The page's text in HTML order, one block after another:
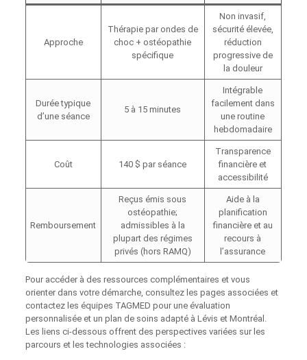
Approche
Thérapie par ondes de
choc + ostéopathie
spécifique
Non invasif,
sécurité élevée,
réduction
progressive de
la douleur
Durée typique
d’une séance
5 à 15 minutes
Intégrable
facilement dans
une routine
hebdomadaire
Coût 140 $ par séance
Transparence
financière et
accessibilité
Remboursement
Reçus émis sous
ostéopathie;
admissibles à la
plupart des régimes
privés (hors RAMQ)
Aide à la
planification
financière et au
recours à
l’assurance
Pour accéder à des ressources complémentaires et vous
orienter dans votre démarche, consultez les pages associées et
contactez les équipes TAGMED pour une évaluation
personnalisée et un plan de soins adapté à Lévis et Montréal.
Les liens ci‑dessous offrent des perspectives variées sur les
parcours et les technologies associées :